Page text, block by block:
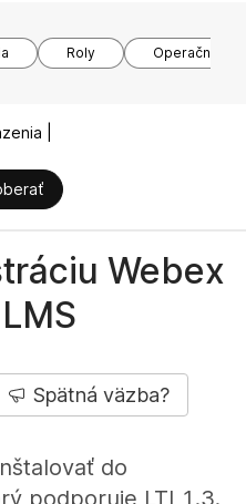
Roly Operačné
|
Webex
Spätná väzba?
do
podporuje LTI 1.3.